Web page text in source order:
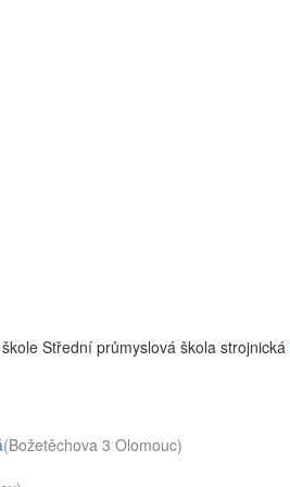
Střední průmyslová škola strojnická
(Božetěchova 3 Olomouc)